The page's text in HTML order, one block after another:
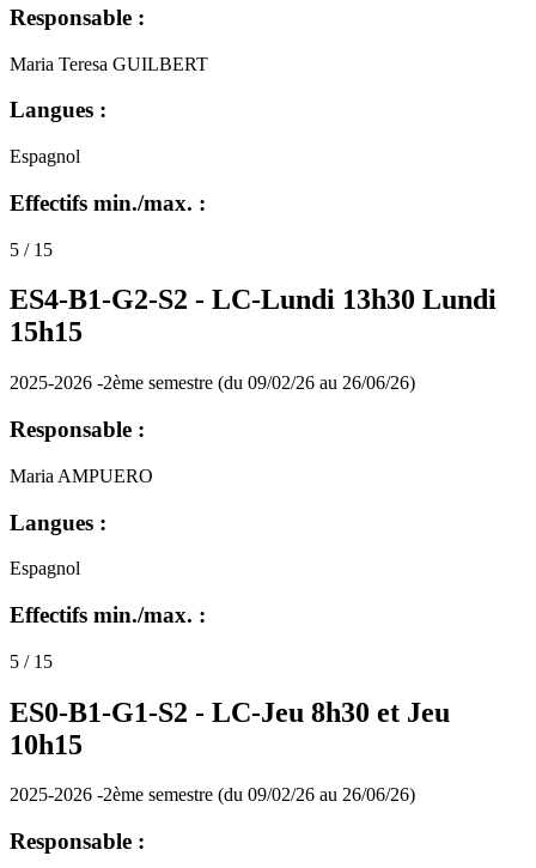
Responsable :
Maria Teresa GUILBERT
Langues :
Espagnol
Effectifs min./max. :
5 / 15
ES4-B1-G2-S2 - LC-Lundi 13h30 Lundi
15h15
2025-2026 -2ème semestre (du 09/02/26 au 26/06/26)
Responsable :
Maria AMPUERO
Langues :
Espagnol
Effectifs min./max. :
5 / 15
ES0-B1-G1-S2 - LC-Jeu 8h30 et Jeu
10h15
2025-2026 -2ème semestre (du 09/02/26 au 26/06/26)
Responsable :